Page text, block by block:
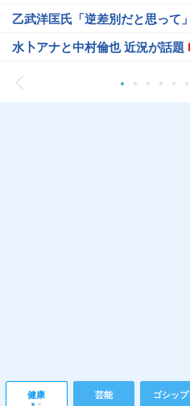
乙武洋匡氏「逆差別だと思って」
水卜アナと中村倫也 近況が話題
健康 芸能 ゴシップ